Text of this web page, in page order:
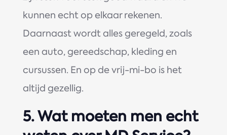
kunnen echt op elkaar rekenen.
Daarnaast wordt alles geregeld, zoals
een auto, gereedschap, kleding en
cursussen. En op de vrij-mi-bo is het
altijd gezellig.
5.Wat moeten men echt